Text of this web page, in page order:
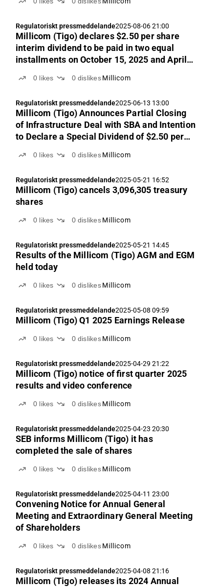
Regulatoriskt pressmeddelande2025-08-06 21:00
Millicom (Tigo) declares $2.50 per share
interim dividend to be paid in two equal
installments on October 15, 2025 and April
0 likes 0 dislikes Millicom
Regulatoriskt pressmeddelande2025-06-13 13:00
Millicom (Tigo) Announces Partial Closing
of Infrastructure Deal with SBA and Intention
to Declare a Special Dividend of $2.50 per
Proceeds
0 likes 0 dislikes Millicom
Regulatoriskt pressmeddelande2025-05-21 16:52
Millicom (Tigo) cancels 3,096,305 treasury
shares
0 likes 0 dislikes Millicom
Regulatoriskt pressmeddelande2025-05-21 14:45
Results of the Millicom (Tigo) AGM and EGM
held today
0 likes 0 dislikes Millicom
Regulatoriskt pressmeddelande2025-05-08 09:59
Millicom (Tigo) Q1 2025 Earnings Release
0 likes 0 dislikes Millicom
Regulatoriskt pressmeddelande2025-04-29 21:22
Millicom (Tigo) notice of first quarter 2025
results and video conference
0 likes 0 dislikes Millicom
Regulatoriskt pressmeddelande2025-04-23 20:30
SEB informs Millicom (Tigo) it has
completed the sale of shares
0 likes 0 dislikes Millicom
Regulatoriskt pressmeddelande2025-04-11 23:00
Convening Notice for Annual General
Meeting and Extraordinary General Meeting
of Shareholders
0 likes 0 dislikes Millicom
Regulatoriskt pressmeddelande2025-04-08 21:16
Millicom (Tigo) releases its 2024 Annual